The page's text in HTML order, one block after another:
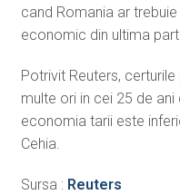
cand Romania ar
economic din ultima
Potrivit Reuters,
multe ori in cei 25 de
economia tarii este
Cehia.
Sursa : Reuters